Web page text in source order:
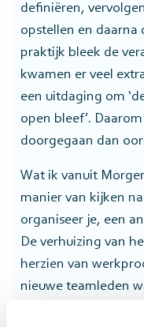
definiëren,
opstellen en daarna
praktijk bleek de
kwamen er veel
een uitdaging om
open bleef’.
doorgegaan dan
Wat ik vanuit
manier van kijken
organiseer je, een
De verhuizing van
herzien van
nieuwe teamleden